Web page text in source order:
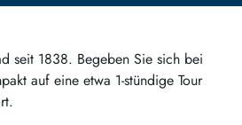
seit 1838. Begeben Sie sich bei
auf eine etwa 1-stündige Tour